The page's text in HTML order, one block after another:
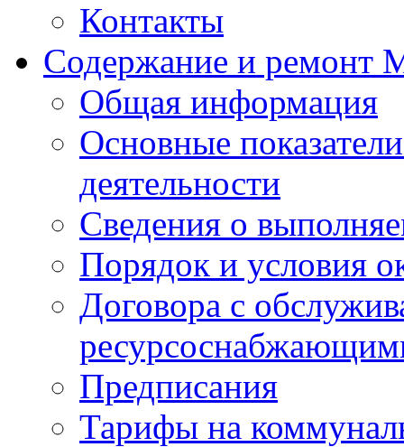
Контакты
Содержание и ремонт
Общая информация
Основные
деятельности
Сведения о
Порядок и условия
Договора с
Предписания
Тарифы на